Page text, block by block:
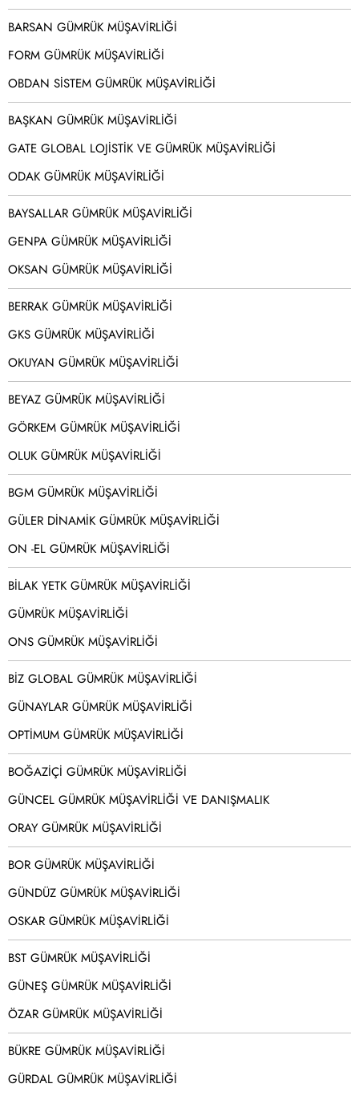
BARSAN GÜMRÜK MÜŞAVİRLİĞİ
FORM GÜMRÜK MÜŞAVİRLİĞİ
OBDAN SİSTEM GÜMRÜK MÜŞAVİRLİĞİ
BAŞKAN GÜMRÜK MÜŞAVİRLİĞİ
GATE GLOBAL LOJİSTİK VE GÜMRÜK MÜŞAVİRLİĞİ
ODAK GÜMRÜK MÜŞAVİRLİĞİ
BAYSALLAR GÜMRÜK MÜŞAVİRLİĞİ
GENPA GÜMRÜK MÜŞAVİRLİĞİ
OKSAN GÜMRÜK MÜŞAVİRLİĞİ
BERRAK GÜMRÜK MÜŞAVİRLİĞİ
GKS GÜMRÜK MÜŞAVİRLİĞİ
OKUYAN GÜMRÜK MÜŞAVİRLİĞİ
BEYAZ GÜMRÜK MÜŞAVİRLİĞİ
GÖRKEM GÜMRÜK MÜŞAVİRLİĞİ
OLUK GÜMRÜK MÜŞAVİRLİĞİ
BGM GÜMRÜK MÜŞAVİRLİĞİ
GÜLER DİNAMİK GÜMRÜK MÜŞAVİRLİĞİ
ON -EL GÜMRÜK MÜŞAVİRLİĞİ
BİLAK YETK GÜMRÜK MÜŞAVİRLİĞİ
GÜMRÜK MÜŞAVİRLİĞİ
ONS GÜMRÜK MÜŞAVİRLİĞİ
BİZ GLOBAL GÜMRÜK MÜŞAVİRLİĞİ
GÜNAYLAR GÜMRÜK MÜŞAVİRLİĞİ
OPTİMUM GÜMRÜK MÜŞAVİRLİĞİ
BOĞAZİÇİ GÜMRÜK MÜŞAVİRLİĞİ
GÜNCEL GÜMRÜK MÜŞAVİRLİĞİ VE DANIŞMALIK
ORAY GÜMRÜK MÜŞAVİRLİĞİ
BOR GÜMRÜK MÜŞAVİRLİĞİ
GÜNDÜZ GÜMRÜK MÜŞAVİRLİĞİ
OSKAR GÜMRÜK MÜŞAVİRLİĞİ
BST GÜMRÜK MÜŞAVİRLİĞİ
GÜNEŞ GÜMRÜK MÜŞAVİRLİĞİ
ÖZAR GÜMRÜK MÜŞAVİRLİĞİ
BÜKRE GÜMRÜK MÜŞAVİRLİĞİ
GÜRDAL GÜMRÜK MÜŞAVİRLİĞİ